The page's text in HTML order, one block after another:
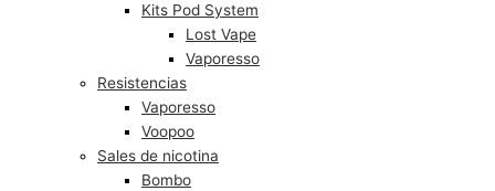
Kits Pod System
Lost Vape
Vaporesso
Resistencias
Vaporesso
Voopoo
Sales de nicotina
Bombo